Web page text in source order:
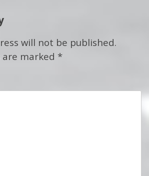
will not be published.
marked *